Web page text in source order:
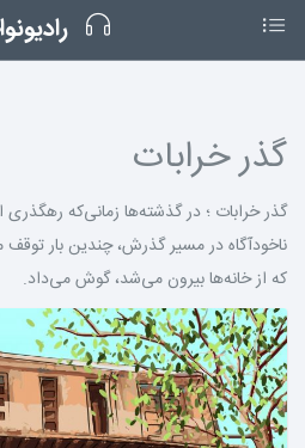
گذر خرابات
گذر خرابات ؛ در گذشته‌ها زمانی‌که رهگذری
ناخودآگاه در مسیر گذرش، چندین بار
که از خانه‌ها بیرون می‌شد، گوش می‌داد.